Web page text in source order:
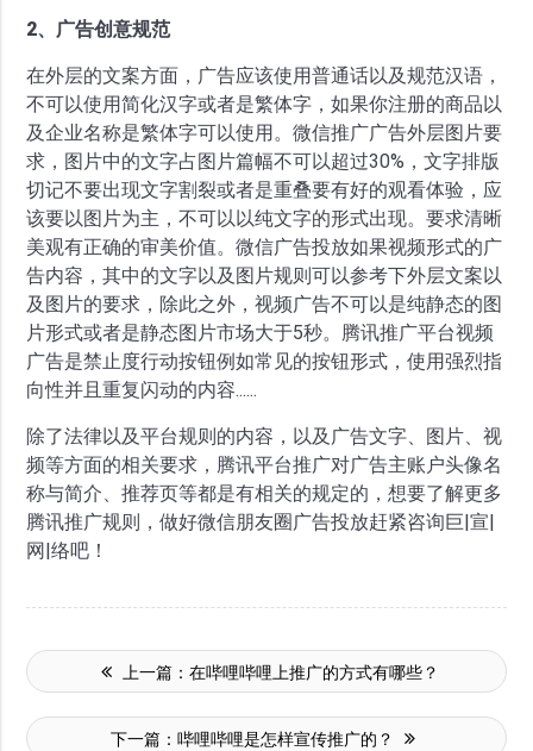
2、广告创意规范
在外层的文案方面，广告应该使用普通话以及规范汉语，
不可以使用简化汉字或者是繁体字，如果你注册的商品以
及企业名称是繁体字可以使用。微信推广广告外层图片要
求，图片中的文字占图片篇幅不可以超过30%，文字排版
切记不要出现文字割裂或者是重叠要有好的观看体验，应
该要以图片为主，不可以以纯文字的形式出现。要求清晰
美观有正确的审美价值。微信广告投放如果视频形式的广
告内容，其中的文字以及图片规则可以参考下外层文案以
及图片的要求，除此之外，视频广告不可以是纯静态的图
片形式或者是静态图片市场大于5秒。腾讯推广平台视频
广告是禁止度行动按钮例如常见的按钮形式，使用强烈指
向性并且重复闪动的内容......
除了法律以及平台规则的内容，以及广告文字、图片、视
频等方面的相关要求，腾讯平台推广对广告主账户头像名
称与简介、推荐页等都是有相关的规定的，想要了解更多
腾讯推广规则，做好微信朋友圈广告投放赶紧咨询巨|宣|
网|络吧！
上一篇： 在哔哩哔哩上推广的方式有哪些？
下一篇：哔哩哔哩是怎样宣传推广的？